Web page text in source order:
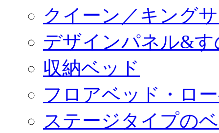
クイーン／キング
デザインパネル&
収納ベッド
フロアベッド・ロ
ステージタイプの